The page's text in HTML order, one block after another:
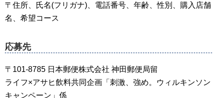
〒住所、氏名(フリガナ)、電話番号、年齢、性別、購入店舗
名、希望コース
応募先
〒101-8785 日本郵便株式会社 神田郵便局留
ライフ×アサヒ飲料共同企画「刺激、強め。ウィルキンソン
キャンペーン」係